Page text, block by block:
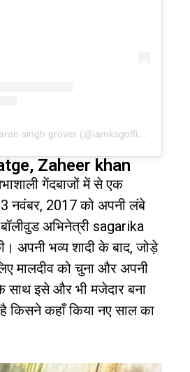
A post shared by karan singh grover (@iamksgofficial)
Zaheer khan
गेंदबाजों में से एक
नवंबर, 2017को अपनी लंबे
अभिनेत्री sagarika
अपनी भव्य शादी के बाद,जोड़े
मालदीव को चुना और अपनी
के साथ इसे और भी मजेदार बना
किसने कहाँ किया नए साल का